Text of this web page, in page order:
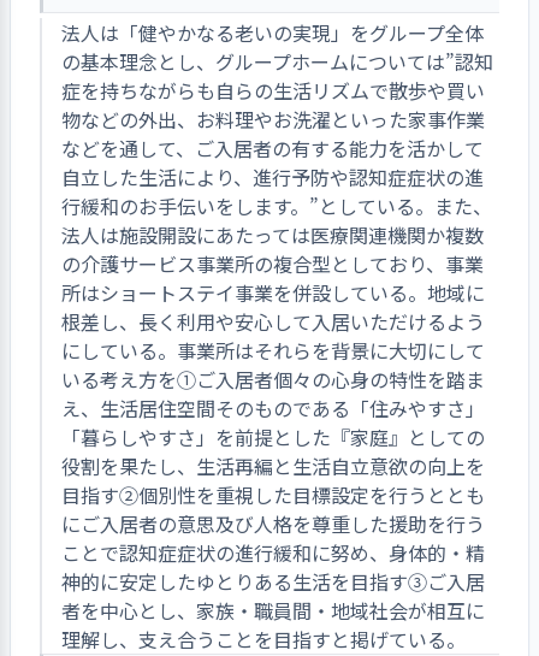
法人は「健やかなる老いの実現」をグループ全体
の基本理念とし、グループホームについては”認知
症を持ちながらも自らの生活リズムで散歩や買い
物などの外出、お料理やお洗濯といった家事作業
などを通して、ご入居者の有する能力を活かして
自立した生活により、進行予防や認知症症状の進
行緩和のお手伝いをします。”としている。また、
法人は施設開設にあたっては医療関連機関か複数
の介護サービス事業所の複合型としており、事業
所はショートステイ事業を併設している。地域に
根差し、長く利用や安心して入居いただけるよう
にしている。事業所はそれらを背景に大切にして
いる考え方を①ご入居者個々の心身の特性を踏ま
え、生活居住空間そのものである「住みやすさ」
「暮らしやすさ」を前提とした『家庭』としての
役割を果たし、生活再編と生活自立意欲の向上を
目指す②個別性を重視した目標設定を行うととも
にご入居者の意思及び人格を尊重した援助を行う
ことで認知症症状の進行緩和に努め、身体的・精
神的に安定したゆとりある生活を目指す③ご入居
者を中心とし、家族・職員間・地域社会が相互に
理解し、支え合うことを目指すと掲げている。